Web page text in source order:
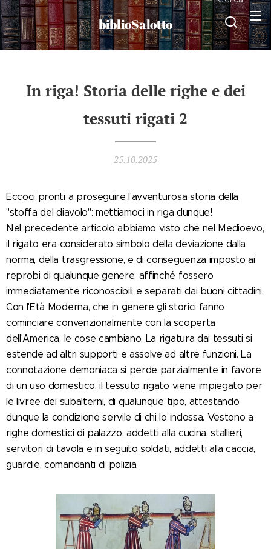
biblioSalotto
In riga! Storia delle righe e dei
tessuti rigati 2
25.10.2025
Eccoci pronti a proseguire l'avventurosa storia della
"stoffa del diavolo": mettiamoci in riga dunque!
Nel precedente articolo abbiamo visto che nel Medioevo,
il rigato era considerato simbolo della deviazione dalla
norma, della trasgressione, e di conseguenza imposto ai
reprobi di qualunque genere, affinché fossero
immediatamente riconoscibili e separati dai buoni cittadini.
Con l'Età Moderna, che in genere gli storici fanno
cominciare convenzionalmente con la scoperta
dell'America, le cose cambiano. La rigatura dai tessuti si
estende ad altri supporti e assolve ad altre funzioni. La
connotazione demoniaca si perde parzialmente in favore
di un uso domestico; il tessuto rigato viene impiegato per
le livree dei subalterni, di qualunque tipo, attestando
dunque la condizione servile di chi lo indossa. Vestono a
righe domestici di palazzo, addetti alla cucina, stallieri,
servitori di tavola e in seguito soldati, addetti alla caccia,
guardie, comandanti di polizia.